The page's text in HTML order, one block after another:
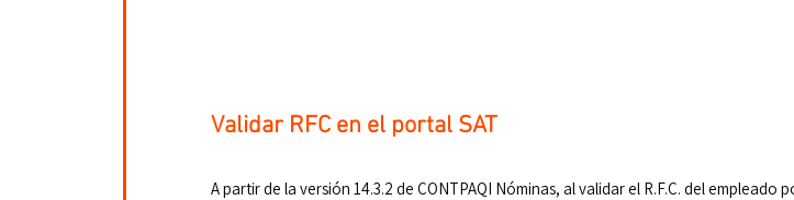
Validar RFC en el portal SAT
A partir de la versión 14.3.2 de CONTPAQI Nóminas, al validar el R.F.C. del empleado